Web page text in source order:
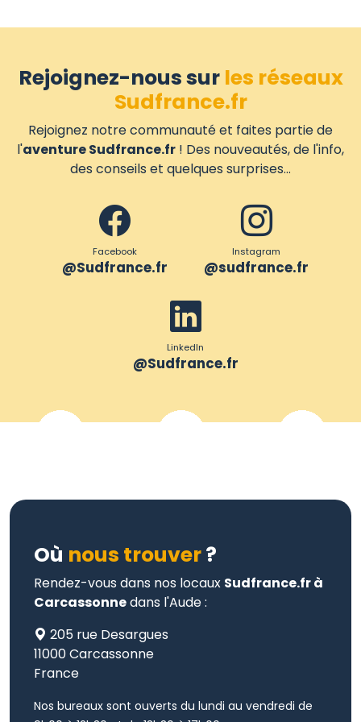
Rejoignez-nous sur les réseaux
Sudfrance.fr
Rejoignez notre communauté et faites partie de
l'aventure Sudfrance.fr ! Des nouveautés, de l'info,
des conseils et quelques surprises...
Facebook
@Sudfrance.fr
Instagram
@sudfrance.fr
LinkedIn
@Sudfrance.fr
Où nous trouver?
Rendez-vous dans nos locaux Sudfrance.fr à
Carcassonnedans l'Aude :
205 rue Desargues
11000 Carcassonne
France
Nos bureaux sont ouverts du lundi au vendredi de